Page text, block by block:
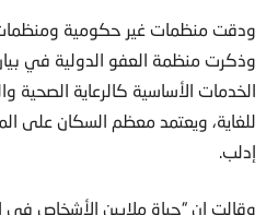
ودقت منظمات غير حكومية ومنظمات
وذكرت منظمة العفو الدولية في
الخدمات الأساسية كالرعاية الصحية
للغاية، ويعتمد معظم السكان على
إدلب.
وقالت إن “حياة ملايين الأشخاص